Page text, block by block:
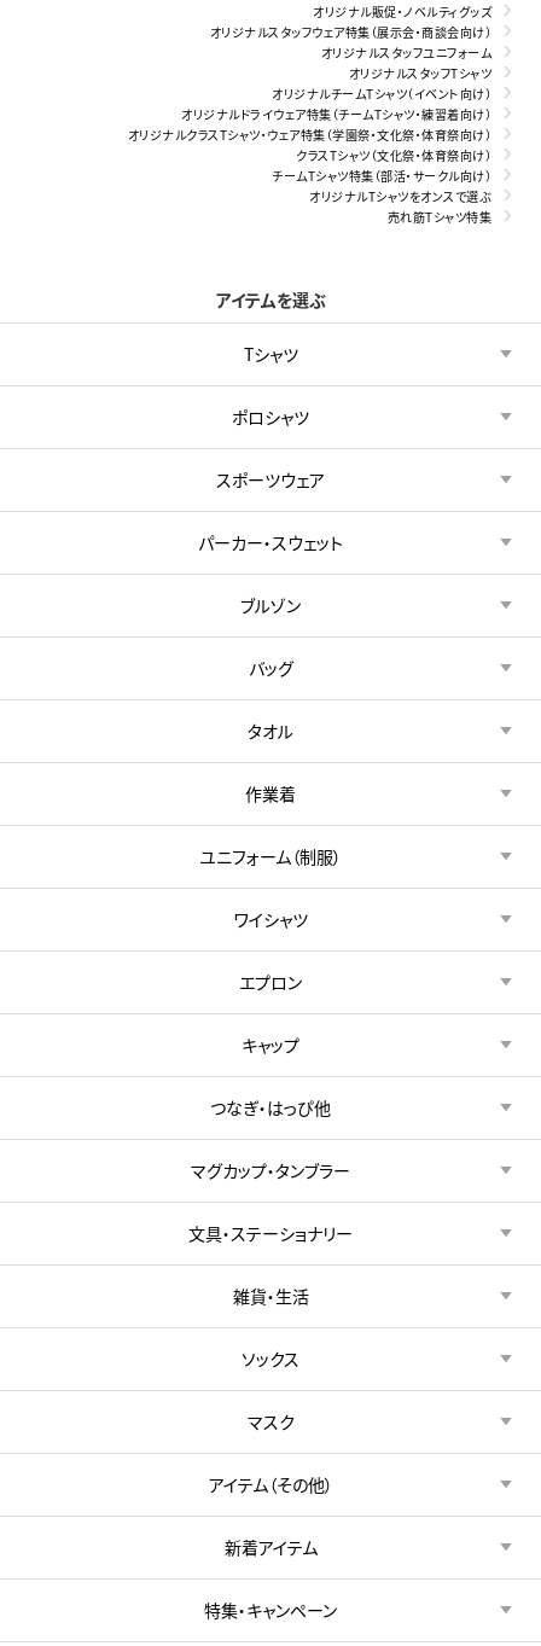
オリジナル販促・ノベルティグッズ
オリジナルスタッフウェア特集（展示会・商談会向け）
オリジナルスタッフユニフォーム
オリジナルスタッフTシャツ
オリジナルチームTシャツ（イベント向け）
オリジナルドライウェア特集（チームTシャツ・練習着向け）
オリジナルクラスTシャツ・ウェア特集（学園祭・文化祭・体育祭向け）
クラスTシャツ（文化祭・体育祭向け）
チームTシャツ特集（部活・サークル向け）
オリジナルTシャツをオンスで選ぶ
売れ筋Tシャツ特集
アイテムを選ぶ
Tシャツ
ポロシャツ
スポーツウェア
パーカー・スウェット
ブルゾン
バッグ
タオル
作業着
ユニフォーム（制服）
ワイシャツ
エプロン
キャップ
つなぎ・はっぴ他
マグカップ・タンブラー
文具・ステーショナリー
雑貨・生活
ソックス
マスク
アイテム（その他）
新着アイテム
特集・キャンペーン